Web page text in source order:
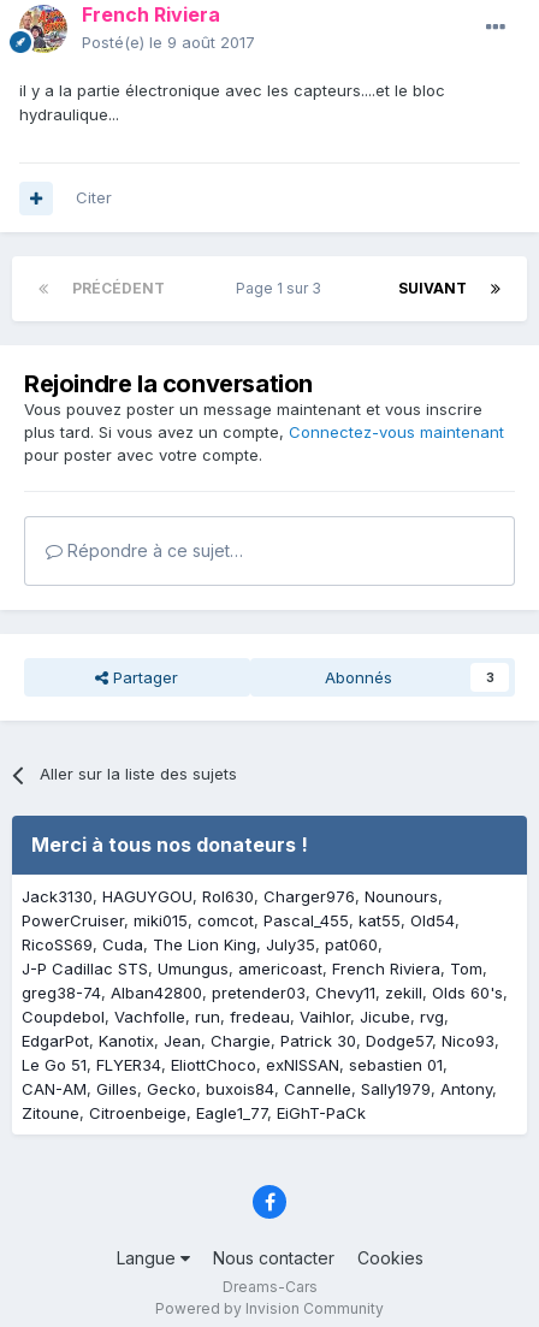
French Riviera
Posté(e) le 9 août 2017
il y a la partie électronique avec les capteurs....et le bloc
hydraulique...
Citer
PRÉCÉDENT SUIVANT
Page 1 sur 3
Rejoindre la conversation
Vous pouvez poster un message maintenant et vous inscrire
plus tard. Si vous avez un compte, Connectez-vous maintenant
pour poster avec votre compte.
Répondre à ce sujet…
Partager Abonnés 3
Aller sur la liste des sujets
Merci à tous nos donateurs !
Jack3130 HAGUYGOU Rol630 Charger976 Nounours
PowerCruiser miki015 comcot Pascal_455 kat55 Old54
RicoSS69 Cuda The Lion King July35 pat060
J-P Cadillac STS Umungus americoast French Riviera
Tom
greg38-74 Alban42800 pretender03 Chevy11 zekill Olds 60's
Coupdebol Vachfolle run fredeau Vaihlor Jicube rvg
EdgarPot Kanotix Jean Chargie Patrick 30 Dodge57 Nico93
Le Go 51 FLYER34 EliottChoco exNISSAN sebastien 01
CAN-AM Gilles Gecko buxois84 Cannelle Sally1979 Antony
Zitoune Citroenbeige Eagle1_77 EiGhT-PaCk
Langue Nous contacter Cookies
Dreams-Cars
Powered by Invision Community